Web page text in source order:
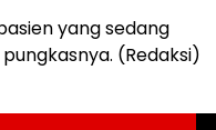
yang sedang
(Redaksi)